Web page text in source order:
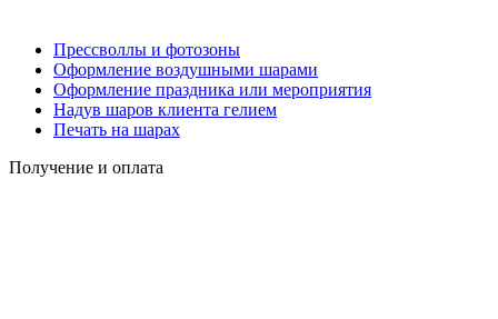
Прессволлы и фотозоны
Оформление воздушными шарами
Оформление праздника или мероприятия
Надув шаров клиента гелием
Печать на шарах
Получение и оплата